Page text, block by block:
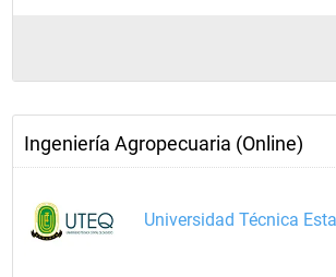
Ingeniería Agropecuaria (Online)
Universidad Técnica